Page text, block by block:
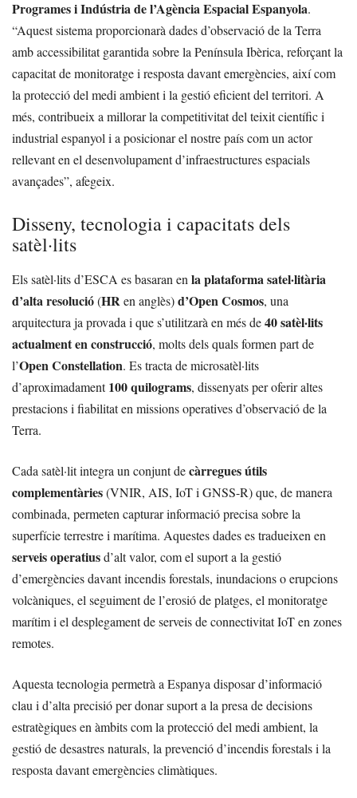
Programes i Indústria de l’Agència Espacial Espanyola.
“Aquest sistema proporcionarà dades d’observació de la Terra
amb accessibilitat garantida sobre la Península Ibèrica, reforçant la
capacitat de monitoratge i resposta davant emergències, així com
la protecció del medi ambient i la gestió eficient del territori. A
més, contribueix a millorar la competitivitat del teixit científic i
industrial espanyol i a posicionar el nostre país com un actor
rellevant en el desenvolupament d’infraestructures espacials
avançades”, afegeix.
Disseny, tecnologia i capacitats dels
satèl·lits
Els satèl·lits d’ESCA es basaran en la plataforma satel·litària
d’alta resolució(HR en anglès)d’Open Cosmos, una
arquitectura ja provada i que s’utilitzarà en més de40 satèl·lits
actualment en construcció, molts dels quals formen part de
l’Open Constellation. Es tracta de microsatèl·lits
d’aproximadament100 quilograms, dissenyats per oferir altes
prestacions i fiabilitat en missions operatives d’observació de la
Terra.
Cada satèl·lit integra un conjunt decàrregues útils
complementàries(VNIR, AIS, IoT i GNSS-R) que, de manera
combinada, permeten capturar informació precisa sobre la
superfície terrestre i marítima. Aquestes dades es tradueixen en
serveis operatiusd’alt valor, com el suport a la gestió
d’emergències davant incendis forestals, inundacions o erupcions
volcàniques, el seguiment de l’erosió de platges, el monitoratge
marítim i el desplegament de serveis de connectivitat IoT en zones
remotes.
Aquesta tecnologia permetrà a Espanya disposar d’informació
clau i d’alta precisió per donar suport a la presa de decisions
estratègiques en àmbits com la protecció del medi ambient, la
gestió de desastres naturals, la prevenció d’incendis forestals i la
resposta davant emergències climàtiques.